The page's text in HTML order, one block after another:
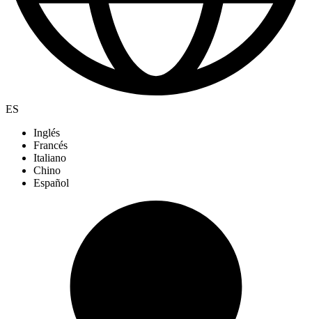
ES
Inglés
Francés
Italiano
Chino
Español